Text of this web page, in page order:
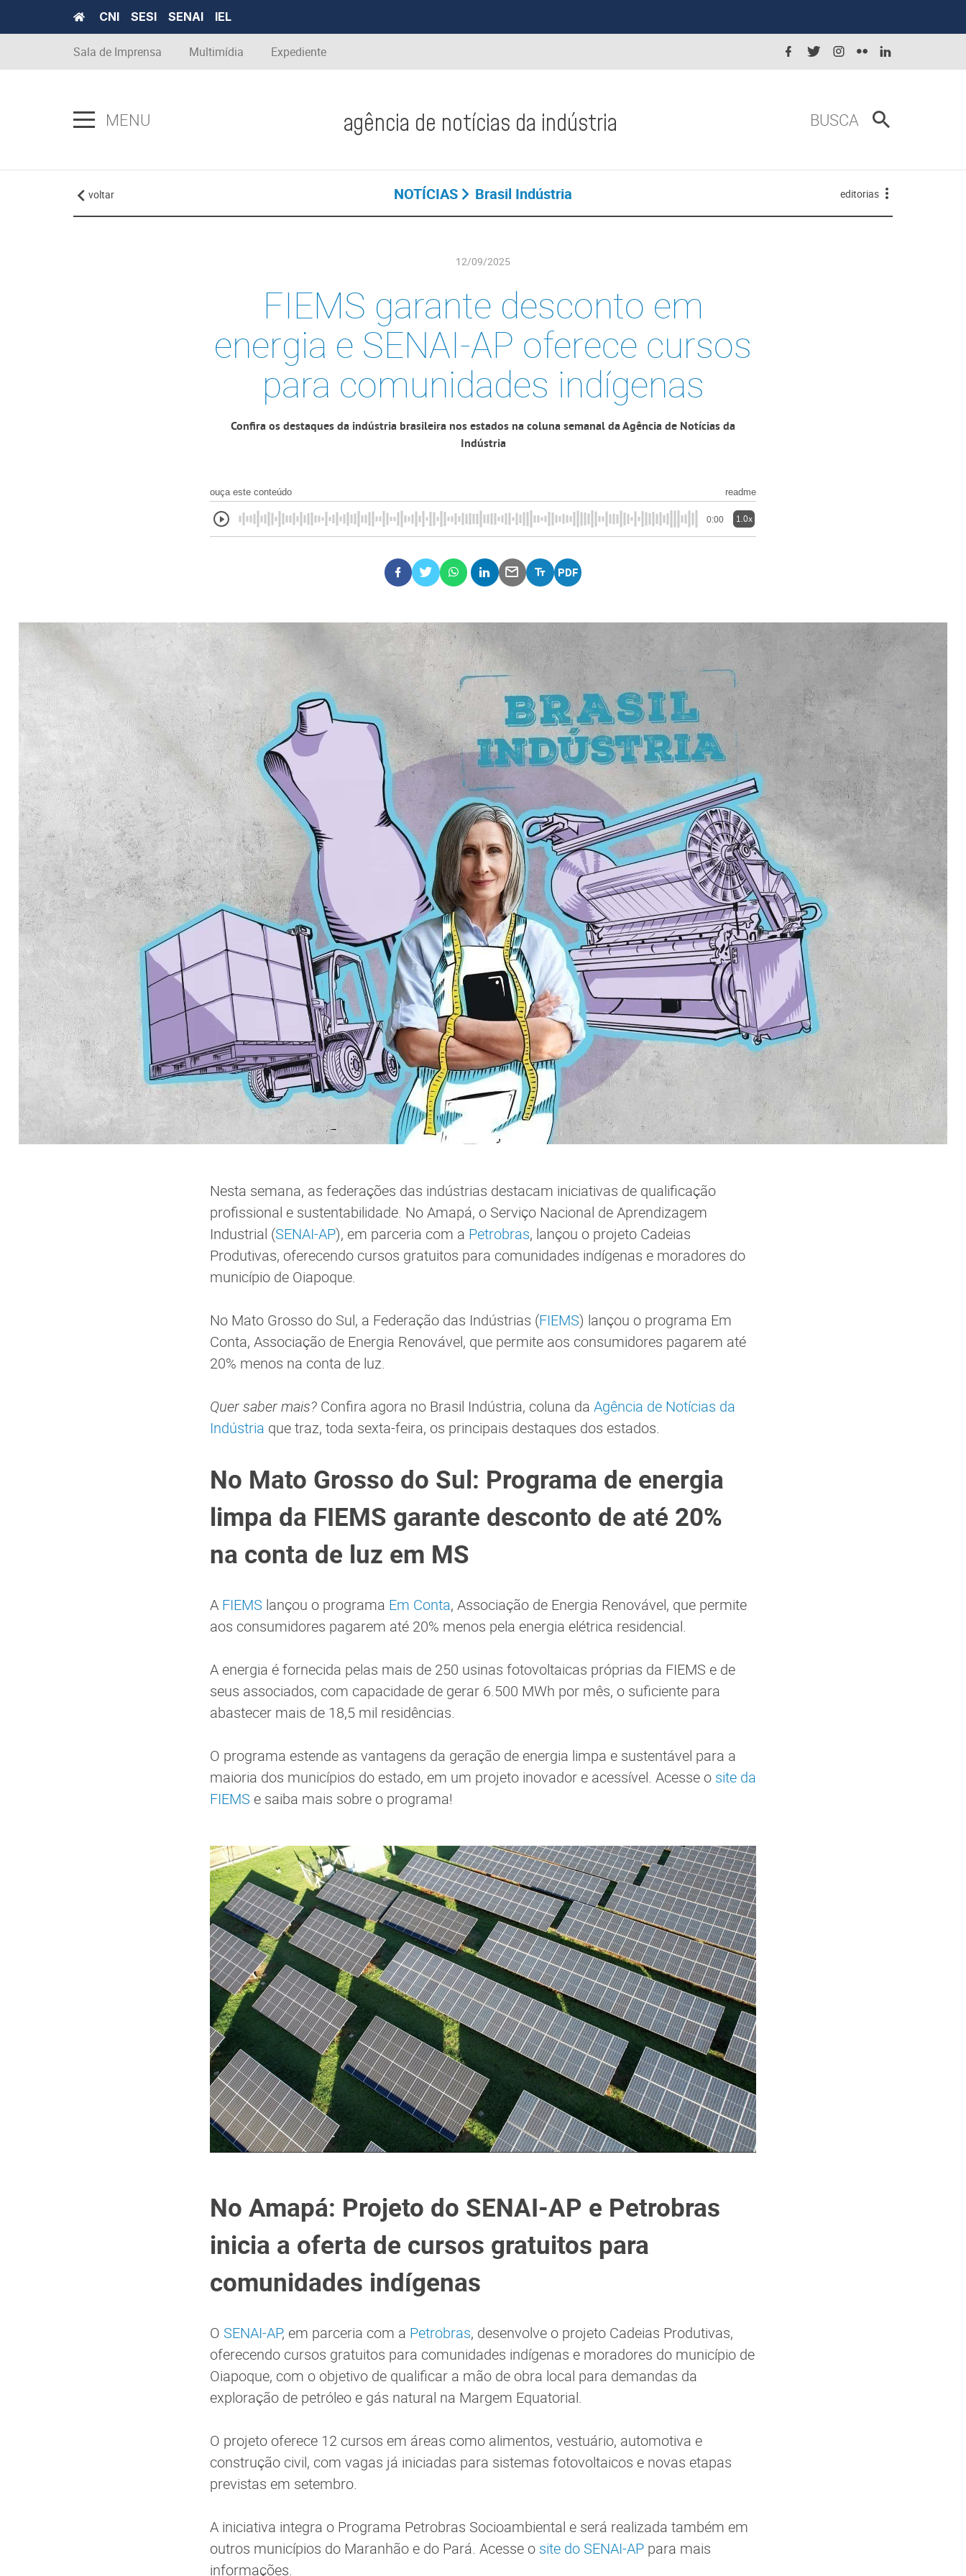
CNI SESI SENAI IEL
Sala de Imprensa Multimídia Expediente
MENU agência de notícias da indústria BUSCA
voltar NOTÍCIAS Brasil Indústria editorias
12/09/2025
FIEMS garante desconto em
energia e SENAI-AP oferece cursos
para comunidades indígenas
Confira os destaques da indústria brasileira nos estados na coluna semanal da Agência de Notícias da
Indústria
ouça este conteúdo readme
0:00 1.0x
Nesta semana, as federações das indústrias destacam iniciativas de qualificação
profissional e sustentabilidade. No Amapá, o Serviço Nacional de Aprendizagem
Industrial (SENAI-AP), em parceria com a Petrobras, lançou o projeto Cadeias
Produtivas, oferecendo cursos gratuitos para comunidades indígenas e moradores do
município de Oiapoque.
No Mato Grosso do Sul, a Federação das Indústrias (FIEMS) lançou o programa Em
Conta, Associação de Energia Renovável, que permite aos consumidores pagarem até
20% menos na conta de luz.
Quer saber mais? Confira agora no Brasil Indústria, coluna da Agência de Notícias da
Indústria que traz, toda sexta-feira, os principais destaques dos estados.
No Mato Grosso do Sul: Programa de energia
limpa da FIEMS garante desconto de até 20%
na conta de luz em MS
A FIEMS lançou o programa Em Conta, Associação de Energia Renovável, que permite
aos consumidores pagarem até 20% menos pela energia elétrica residencial.
A energia é fornecida pelas mais de 250 usinas fotovoltaicas próprias da FIEMS e de
seus associados, com capacidade de gerar 6.500 MWh por mês, o suficiente para
abastecer mais de 18,5 mil residências.
O programa estende as vantagens da geração de energia limpa e sustentável para a
maioria dos municípios do estado, em um projeto inovador e acessível. Acesse o site da
FIEMS e saiba mais sobre o programa!
No Amapá: Projeto do SENAI-AP e Petrobras
inicia a oferta de cursos gratuitos para
comunidades indígenas
O SENAI-AP, em parceria com a Petrobras, desenvolve o projeto Cadeias Produtivas,
oferecendo cursos gratuitos para comunidades indígenas e moradores do município de
Oiapoque, com o objetivo de qualificar a mão de obra local para demandas da
exploração de petróleo e gás natural na Margem Equatorial.
O projeto oferece 12 cursos em áreas como alimentos, vestuário, automotiva e
construção civil, com vagas já iniciadas para sistemas fotovoltaicos e novas etapas
previstas em setembro.
A iniciativa integra o Programa Petrobras Socioambiental e será realizada também em
outros municípios do Maranhão e do Pará. Acesse o site do SENAI-AP para mais
informações.